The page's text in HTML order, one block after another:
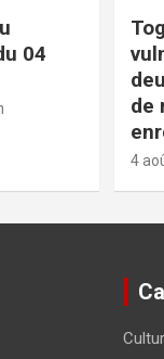
04
de
4